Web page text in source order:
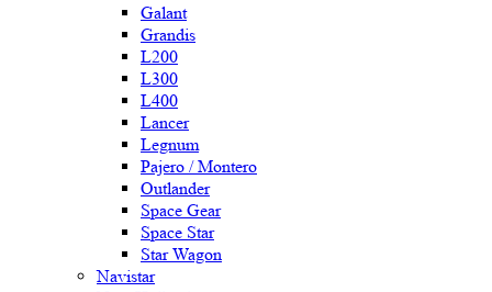
Galant
Grandis
L200
L300
L400
Lancer
Legnum
Pajero / Montero
Outlander
Space Gear
Space Star
Star Wagon
Navistar